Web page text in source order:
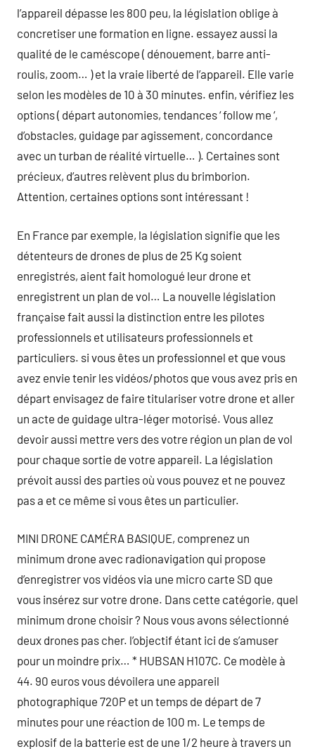
l’appareil dépasse les 800 peu, la législation oblige à
concretiser une formation en ligne. essayez aussi la
qualité de le caméscope ( dénouement, barre anti-
roulis, zoom… ) et la vraie liberté de l’appareil. Elle varie
selon les modèles de 10 à 30 minutes. enfin, vérifiez les
options ( départ autonomies, tendances ‘ follow me ‘,
d’obstacles, guidage par agissement, concordance
avec un turban de réalité virtuelle… ). Certaines sont
précieux, d’autres relèvent plus du brimborion.
Attention, certaines options sont intéressant !
En France par exemple, la législation signifie que les
détenteurs de drones de plus de 25 Kg soient
enregistrés, aient fait homologué leur drone et
enregistrent un plan de vol… La nouvelle législation
française fait aussi la distinction entre les pilotes
professionnels et utilisateurs professionnels et
particuliers. si vous êtes un professionnel et que vous
avez envie tenir les vidéos/photos que vous avez pris en
départ envisagez de faire titulariser votre drone et aller
un acte de guidage ultra-léger motorisé. Vous allez
devoir aussi mettre vers des votre région un plan de vol
pour chaque sortie de votre appareil. La législation
prévoit aussi des parties où vous pouvez et ne pouvez
pas a et ce même si vous êtes un particulier.
MINI DRONE CAMÉRA BASIQUE, comprenez un
minimum drone avec radionavigation qui propose
d’enregistrer vos vidéos via une micro carte SD que
vous insérez sur votre drone. Dans cette catégorie, quel
minimum drone choisir ? Nous vous avons sélectionné
deux drones pas cher. l’objectif étant ici de s’amuser
pour un moindre prix… * HUBSAN H107C. Ce modèle à
44. 90 euros vous dévoilera une appareil
photographique 720P et un temps de départ de 7
minutes pour une réaction de 100 m. Le temps de
explosif de la batterie est de une 1/2 heure à travers un